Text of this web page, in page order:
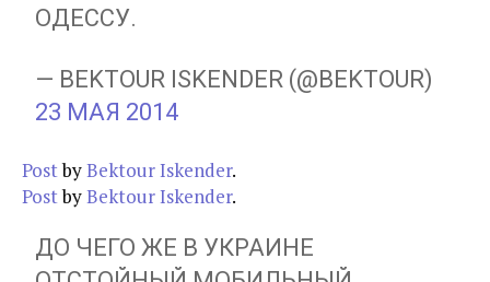
ОДЕССУ.
— BEKTOUR ISKENDER (@BEKTOUR)
23 МАЯ 2014
PostbyBektour Iskender.
PostbyBektour Iskender.
ДО ЧЕГО ЖЕ В УКРАИНЕ